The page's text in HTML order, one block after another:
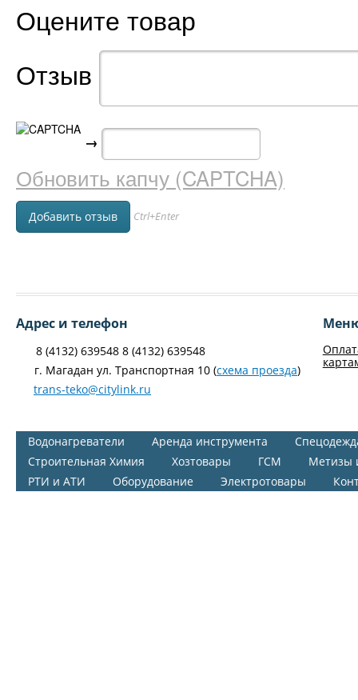
Оцените товар
Отзыв
→
Обновить капчу (CAPTCHA)
Ctrl+Enter
Адрес и телефон
8 (4132) 639548 8 (4132) 639548
г. Магадан ул. Транспортная 10 (схема проезда)
trans-teko@citylink.ru
Водонагреватели Аренда инструмента
Строительная Химия
Хозтовары ГСМ
Метизы
РТИ и АТИ
Оборудование Электротовары